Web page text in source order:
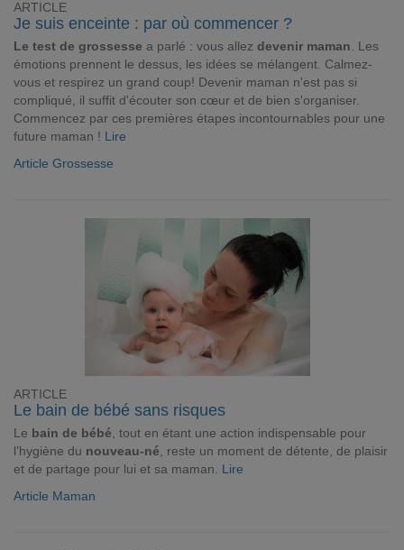
ARTICLE
Je suis enceinte : par où commencer ?
Le test de grossesse a parlé : vous allez devenir maman . Les
émotions prennent le dessus, les idées se mélangent. Calmez-
vous et respirez un grand coup! Devenir maman n'est pas si
compliqué, il suffit d'écouter son cœur et de bien s'organiser.
Commencez par ces premières étapes incontournables pour une
future maman ! Lire
Article Grossesse
ARTICLE
Le bain de bébé sans risques
Le bain de bébé , tout en étant une action indispensable pour
l’hygiène du nouveau-né , reste un moment de détente, de plaisir
et de partage pour lui et sa maman. Lire
Article Maman